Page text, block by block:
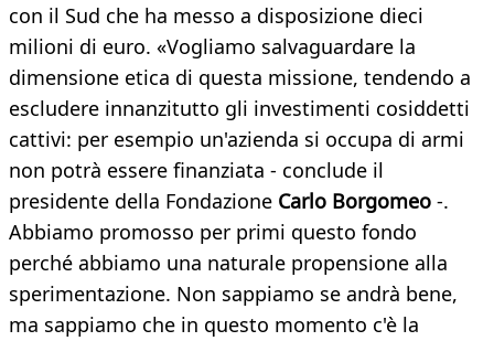
con il Sud che ha messo a disposizione dieci
milioni di euro. «Vogliamo salvaguardare la
dimensione etica di questa missione, tendendo a
escludere innanzitutto gli investimenti cosiddetti
cattivi: per esempio un'azienda si occupa di armi
non potrà essere finanziata - conclude il
presidente della Fondazione Carlo Borgomeo -.
Abbiamo promosso per primi questo fondo
perché abbiamo una naturale propensione alla
sperimentazione. Non sappiamo se andrà bene,
ma sappiamo che in questo momento c'è la